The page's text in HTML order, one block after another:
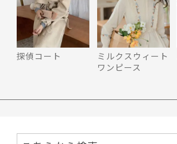
探偵コート
ミルクスウィート
ワンピース